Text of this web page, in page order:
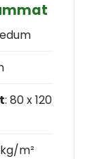
: 80 x 120
m²